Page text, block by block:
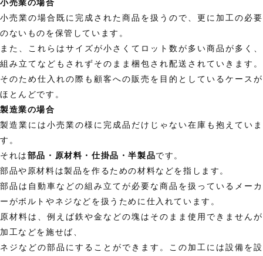
小売業の場合既に完成された商品を扱うので、更に加工の必要
のないものを保管しています。
また、これらはサイズが小さくてロット数が多い商品が多く、
組み立てなどもされずそのまま梱包され配送されていきます。
そのため仕入れの際も顧客への販売を目的としているケースが
ほとんどです。
製造業の場合
製造業には小売業の様に完成品だけじゃない在庫も抱えていま
す。
それは部品・原材料・仕掛品・半製品です。
部品や原材料は製品を作るための材料などを指します。
部品は自動車などの組み立てが必要な商品を扱っているメーカ
ーがボルトやネジなどを扱うために仕入れています。
原材料は、例えば鉄や金などの塊はそのまま使用できませんが
加工などを施せば、
ネジなどの部品にすることができます。この加工には設備を設